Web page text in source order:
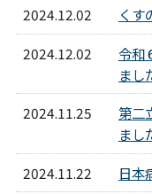
2024.12.02
くす
2024.12.02
令和
まし
2024.11.25
第二
まし
2024.11.22
日本